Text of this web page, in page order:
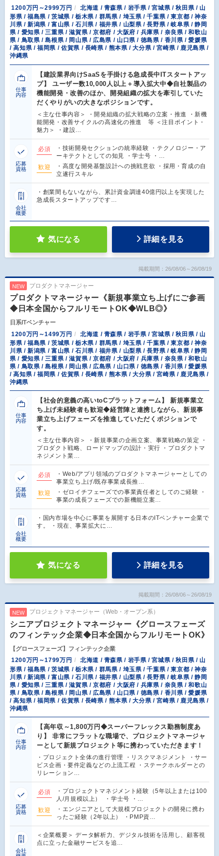
1200万円～2999万円
北海道 / 青森県 / 岩手県 / 宮城県 / 秋田県 / 山
形県 / 福島県 / 茨城県 / 栃木県 / 群馬県 / 埼玉県 / 千葉県 / 東京都 / 神奈
川県 / 新潟県 / 富山県 / 石川県 / 福井県 / 山梨県 / 長野県 / 岐阜県 / 静岡
県 / 愛知県 / 三重県 / 滋賀県 / 京都府 / 大阪府 / 兵庫県 / 奈良県 / 和歌山
県 / 鳥取県 / 島根県 / 岡山県 / 広島県 / 山口県 / 徳島県 / 香川県 / 愛媛県
/ 高知県 / 福岡県 / 佐賀県 / 長崎県 / 熊本県 / 大分県 / 宮崎県 / 鹿児島県 /
沖縄県
仕事
内容
【建設業界向けSaaSを手掛ける急成長中ITスタートアッ
プ】 ユーザー数10,000人以上＋導入拡大中◆自社製品の
機能開発・改善のほか、開発組織の拡大を牽引していた
だくやりがいの大きなポジションです。
＜主な仕事内容＞ ・開発組織の拡大戦略の立案・推進 ・新機
能開発・改善サイクルの高速化の推進 等 ＜注目ポイント・
魅力＞ ・建設…
応募
資格
必須
・技術開発セクションの統率経験 ・テクノロジー・ア
ーキテクトとしての知見 ・学士号 ・…
歓迎
・高度な開発基盤設計への挑戦意欲 ・採用・育成の自
立遂行スキル
会社
概要
・創業間もないながら、累計資金調達40億円以上を実現した
急成長スタートアップです…
気になる 詳細を見る
掲載期間：26/08/06～26/08/19
NEW プロダクトマネージャー
プロダクトマネージャー《新規事業立ち上げにご参画
◆日本全国からフルリモートOK◆WLB◎》
日系ITベンチャー
1200万円～1499万円
北海道 / 青森県 / 岩手県 / 宮城県 / 秋田県 / 山
形県 / 福島県 / 茨城県 / 栃木県 / 群馬県 / 埼玉県 / 千葉県 / 東京都 / 神奈
川県 / 新潟県 / 富山県 / 石川県 / 福井県 / 山梨県 / 長野県 / 岐阜県 / 静岡
県 / 愛知県 / 三重県 / 滋賀県 / 京都府 / 大阪府 / 兵庫県 / 奈良県 / 和歌山
県 / 鳥取県 / 島根県 / 岡山県 / 広島県 / 山口県 / 徳島県 / 香川県 / 愛媛県
/ 高知県 / 福岡県 / 佐賀県 / 長崎県 / 熊本県 / 大分県 / 宮崎県 / 鹿児島県 /
沖縄県
仕事
内容
【社会的意義の高いtoCプラットフォーム】 新規事業立
ち上げ未経験者も歓迎◆経営陣と連携しながら、新規事
業立ち上げフェーズを推進していただくポジションで
す。
＜主な仕事内容＞ ・新規事業の企画立案、事業戦略の策定 ・
プロダクト戦略、ロードマップの設計・実行 ・プロダクトマ
ネジメント業…
応募
資格
必須
・Web/アプリ領域のプロダクトマネージャーとしての
事業立ち上げ/既存事業成長推…
歓迎
・ゼロイチフェーズでの事業責任者としてのご経験 ・
事業の成長フェーズでの新機能立案…
会社
概要
・国内市場を中心に事業を展開する日本のITベンチャー企業で
す。 ・現在、事業拡大に…
気になる 詳細を見る
掲載期間：26/08/06～26/08/19
NEW プロジェクトマネージャー（Web・オープン系）
シニアプロジェクトマネージャー《グロースフェーズ
のフィンテック企業◆日本全国からフルリモートOK》
【グロースフェーズ】フィンテック企業
1200万円～1799万円
北海道 / 青森県 / 岩手県 / 宮城県 / 秋田県 / 山
形県 / 福島県 / 茨城県 / 栃木県 / 群馬県 / 埼玉県 / 千葉県 / 東京都 / 神奈
川県 / 新潟県 / 富山県 / 石川県 / 福井県 / 山梨県 / 長野県 / 岐阜県 / 静岡
県 / 愛知県 / 三重県 / 滋賀県 / 京都府 / 大阪府 / 兵庫県 / 奈良県 / 和歌山
県 / 鳥取県 / 島根県 / 岡山県 / 広島県 / 山口県 / 徳島県 / 香川県 / 愛媛県
/ 高知県 / 福岡県 / 佐賀県 / 長崎県 / 熊本県 / 大分県 / 宮崎県 / 鹿児島県 /
沖縄県
仕事
内容
【高年収～1,800万円◆スーパーフレックス勤務制度あ
り】 非常にフラットな職場で、プロジェクトマネージャ
ーとして新規プロジェクト等に携わっていただきます！
・プロジェクト全体の進行管理 ・リスクマネジメント ・サー
ビス企画・要件定義などの上流工程 ・ステークホルダーとの
リレーション…
応募
資格
必須
・プロジェクトマネジメント経験（5年以上または100
人/月規模以上） ・学士号 ・…
歓迎
・エンジニアとして大規模プロジェクトの開発に携わ
ったご経験（2年以上） ・PMP資…
会社
＜企業概要＞ データ解析力、デジタル技術を活用し、顧客視
点に立った金融サービスを追…